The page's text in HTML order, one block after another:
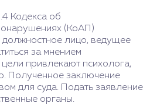
быть информация о
прежних психических
факторах, важных для
Врач применяет
тесты, интервью и
анализирует
подготавливает заключение.
в суд в качестве
Кодекса об
(КоАП)
должностное лицо, ведущее
за мнением
привлекают психолога,
Полученное заключение
для суда. Подать заявление
органы.